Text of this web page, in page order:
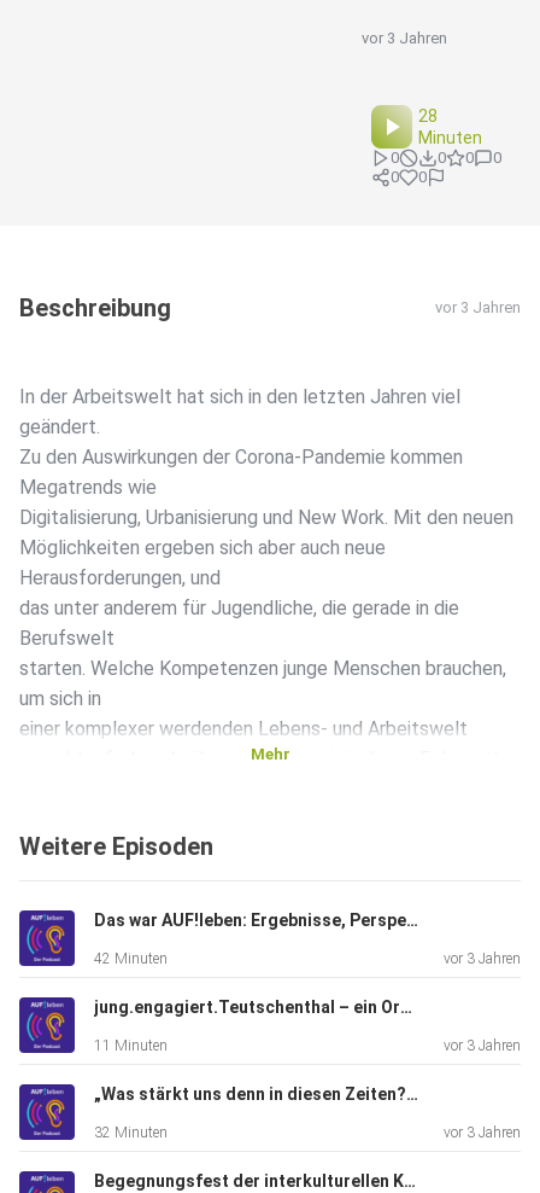
vor 3 Jahren
28
Minuten
0 0 0
0
0
0
Beschreibung vor 3 Jahren
In der Arbeitswelt hat sich in den letzten Jahren viel
geändert.
Zu den Auswirkungen der Corona-Pandemie kommen
Megatrends wie
Digitalisierung, Urbanisierung und New Work. Mit den neuen
Möglichkeiten ergeben sich aber auch neue
Herausforderungen, und
das unter anderem für Jugendliche, die gerade in die
Berufswelt
starten. Welche Kompetenzen junge Menschen brauchen,
um sich in
einer komplexer werdenden Lebens- und Arbeitswelt
zurechtzufinden, darüber sprechen wir in dieser Folge mit
Zukunftskompetenzen und
Jugendstiftung
Sachsen-Anhalt Bei Feedback, Fragen oder
Themenvorschlägen zum
Podcast, schreiben Sie gerne an: podcast@auf-leben.org
Mehr
jetzt. unter:
https://www.auf-leben.org
Mehr
Weitere Episoden
Das war AUF!leben: Ergebnisse, Perspektiven und Wissenswertes zur Evaluation
42 Minuten vor 3 Jahren
jung.engagiert.Teutschenthal – ein Ort der Begegnung entsteht
11 Minuten vor 3 Jahren
„Was stärkt uns denn in diesen Zeiten?“ – Im Gespräch mit Natalie Kronast und Andreas Knoke
32 Minuten vor 3 Jahren
Begegnungsfest der interkulturellen Kita Mandala